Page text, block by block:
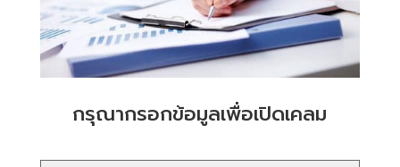
กรุณากรอกข้อมูลเพื่อเปิดเคลม